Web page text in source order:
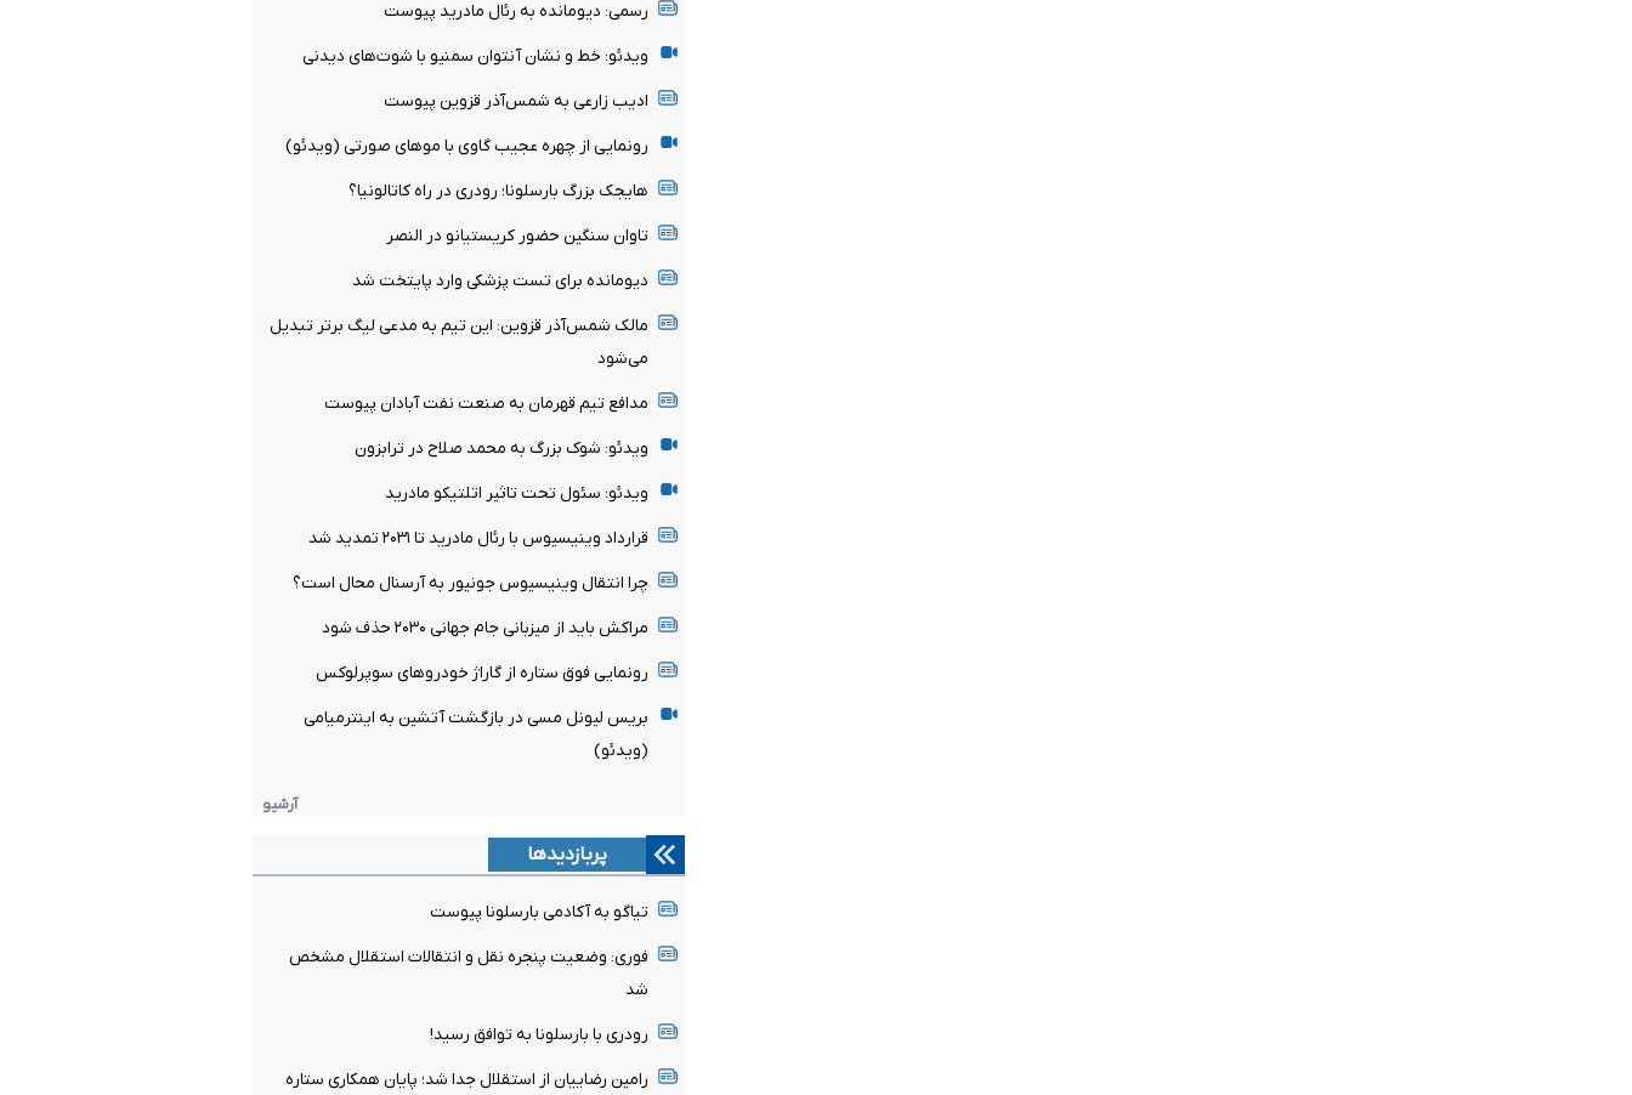
رسمی: دیومانده به رئال مادرید پیوست
ویدئو: خط و نشان آنتوان سمنیو با شوت‌های دیدنی
ادیب زارعی به شمس‌آذر قزوین پیوست
رونمایی از چهره عجیب گاوی با موهای صورتی (ویدئو)
هایجک بزرگ بارسلونا؛ رودری در راه کاتالونیا؟
تاوان سنگین حضور کریستیانو در النصر
دیومانده برای تست پزشکی وارد پایتخت شد
مالک شمس‌آذر قزوین: این تیم به مدعی لیگ برتر تبدیل
می‌شود
مدافع تیم قهرمان به صنعت نفت آبادان پیوست
ویدئو: شوک بزرگ به محمد صلاح در ترابزون
ویدئو: سئول تحت تاثیر اتلتیکو مادرید
قرارداد وینیسیوس با رئال مادرید تا ۲۰۳۱ تمدید شد
چرا انتقال وینیسیوس جونیور به آرسنال محال است؟
مراکش باید از میزبانی جام جهانی ۲۰۳۰ حذف شود
رونمایی فوق ستاره از گاراژ خودروهای سوپرلوکس
بریس لیونل مسی در بازگشت آتشین به اینترمیامی
(ویدئو)
آرشیو
پربازدیدها
تیاگو به آکادمی بارسلونا پیوست
فوری: وضعیت پنجره نقل و انتقالات استقلال مشخص
شد
رودری با بارسلونا به توافق رسید!
رامین رضاییان از استقلال جدا شد؛ پایان همکاری ستاره